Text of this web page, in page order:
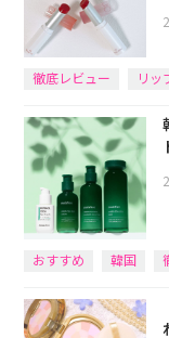
徹底レビュー リッ
おすすめ 韓国